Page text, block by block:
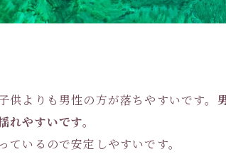
よりも男性の方が落ちやすいです。
やすいです。
いるので安定しやすいです。